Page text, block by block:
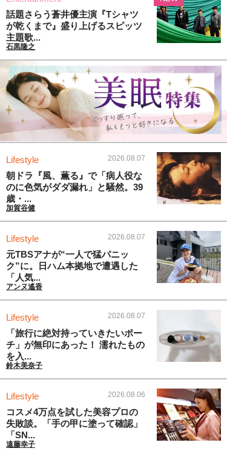
話題さらう蒼井優主演『Tシャツ
が乾くまで』盛り上げるスピッツ
主題歌...
石黒隆之
Lifestyle 2026.08.07
朝ドラ『風、薫る』で「病人役な
のに色気がダダ漏れ」と騒然。39
歳・...
加賀谷健
Lifestyle 2026.08.07
元TBSアナが“一人で猛パニッ
ク”に。日ハム本拠地で遭遇した
「人気...
アンヌ遙香
Lifestyle 2026.08.07
「旅行に絶対持っていきたいポー
チ」が無印にあった！ 濡れたもの
を入...
鈴木美奈子
Lifestyle 2026.08.06
コスメ4万点を試した美容プロの
失敗談。「手の甲に塗って確認」
「SN...
遠藤幸子